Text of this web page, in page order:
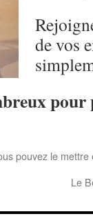
de vos
pour
pouvez le
Le